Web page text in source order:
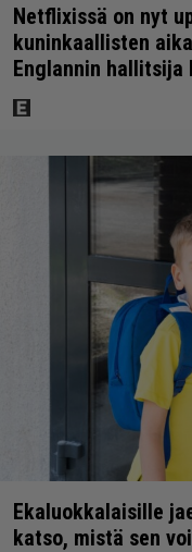
Netflixissä on nyt
kuninkaallisten
Englannin hallitsija
Ekaluokkalaisille
katso, mistä sen